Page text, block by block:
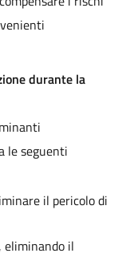
durante la
le seguenti
il pericolo di
eliminando il